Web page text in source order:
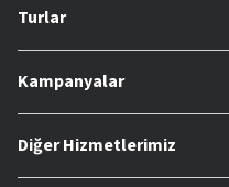
Turlar
Kampanyalar
Diğer Hizmetlerimiz